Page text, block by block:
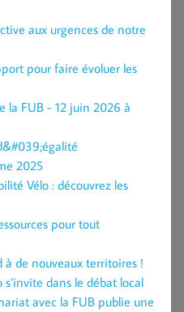
aux urgences de notre
pour faire évoluer les
la FUB - 12 juin 2026 à
2025
Vélo : découvrez les
pour tout
de nouveaux territoires !
dans le débat local
avec la FUB publie une